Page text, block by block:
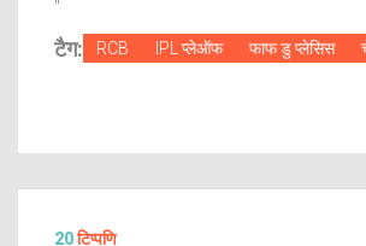
"
टैग: RCB IPL प्लेऑफ फाफ डु प्लेसिस
20टिप्पणि